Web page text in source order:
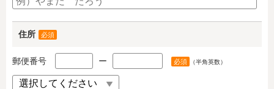
住所 必須
郵便番号 ー 必須 （半角英数）